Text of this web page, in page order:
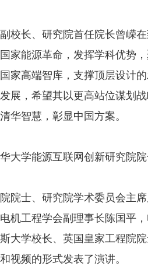
校长、研究院首任院长曾嵘
家能源革命，发挥学科优势
家高端智库，支撑顶层设计
展，希望其以更高站位谋划
华智慧，彰显中国方案。
大学能源互联网创新研究院
院士、研究院学术委员会主
机工程学会副理事长陈国平
大学校长、英国皇家工程院
视频的形式发表了演讲。